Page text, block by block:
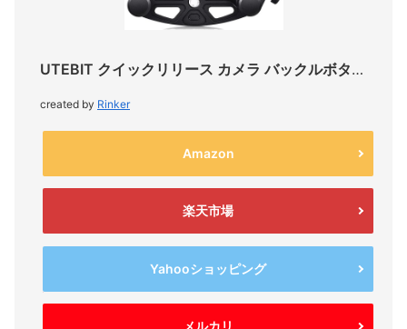
UTEBIT クイックリリース カメラ バックルボタンマウント
created by Rinker
Amazon
楽天市場
Yahooショッピング
メルカリ